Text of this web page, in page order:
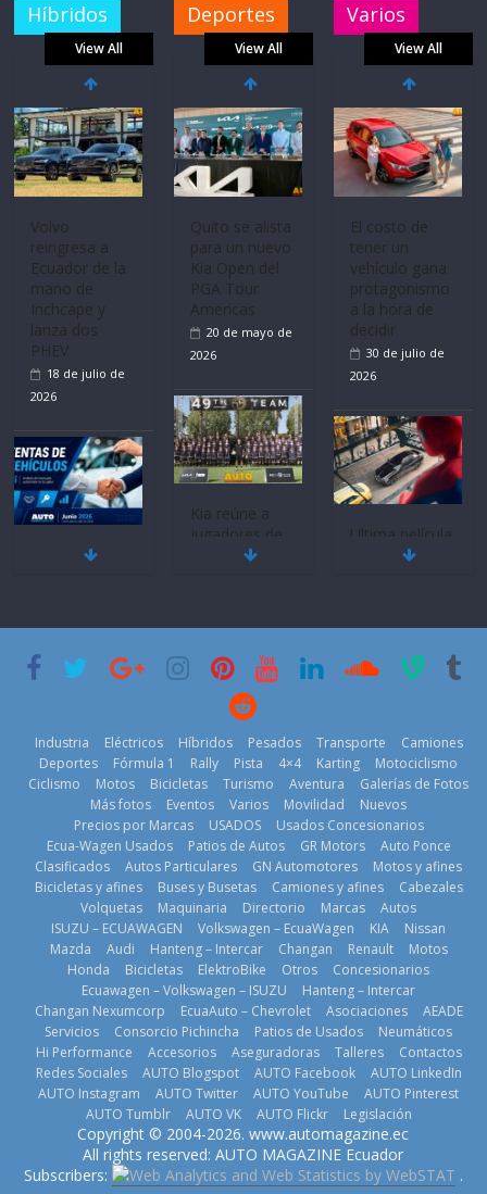
Híbridos
View All
Mercado
automotor
nacional cierra
su mejor 1er
semestre en la
historia
11 de julio de
2026
Bosch y
renovable
25 de julio de
Nuevo SUV
Honda ZR-V
Advanced
Hybrid para el
mercado local
23 de julio de
reingresa a
Deportes
View All
La FEDAK
recibe 12
Sinotruk
Bolden para
cubrir las rutas
de La Vuelta
31 de julio de
Quito se alista
para un nuevo
2026
Kia reúne a
jugadores de
fútbol de todo
el mundo en
‘Kia OMBC
Cup’
6 de mayo de
2026
La Vuelta al
Ecuador 2026,
edición 47ª,
Varios
View All
Ultima película
‘Spider‑Man:
Brand New
Day’ pone en
escena a
BMW
29 de julio de
2026
¿Qué puede
pasar con tu
3 de agosto de
La FEDAK
recibe 12
Sinotruk
Bolden para
cubrir las rutas
de La Vuelta
31 de julio de
2026
El costo de
tener un
Industria Eléctricos Híbridos Pesados Transporte
Camiones
Deportes
Fórmula 1 Rally Pista 4×4 Karting
Motociclismo
Ciclismo
Motos Bicicletas Turismo Aventura
Galerías de Fotos
Más fotos
Eventos Varios Movilidad
Nuevos
Precios por Marcas
USADOS
Usados Concesionarios
Ecua-Wagen Usados
Patios de Autos GR Motors
Auto Ponce
Clasificados
Autos Particulares GN Automotores
Motos y afines
Bicicletas y afines
Buses y Busetas Camiones y afines
Cabezales
Volquetas
Maquinaria Directorio Marcas
Autos
ISUZU – ECUAWAGEN
Volkswagen – EcuaWagen KIA
Nissan
Mazda
Audi Hanteng – Intercar Changan Renault
Motos
Honda
Bicicletas ElektroBike Otros
Concesionarios
Ecuawagen – Volkswagen – ISUZU
Hanteng – Intercar
Changan Nexumcorp
EcuaAuto – Chevrolet Asociaciones
AEADE
Servicios
Consorcio Pichincha Patios de Usados
Neumáticos
Hi Performance
Accesorios Aseguradoras Talleres
Contactos
Redes Sociales
AUTO Blogspot AUTO Facebook
AUTO LinkedIn
AUTO Instagram
AUTO Twitter AUTO YouTube
AUTO Pinterest
AUTO Tumblr
AUTO VK AUTO Flickr Legislación
Copyright © 2004-2026. www.automagazine.ec
All rights reserved: AUTO MAGAZINE Ecuador
Subscribers:
.